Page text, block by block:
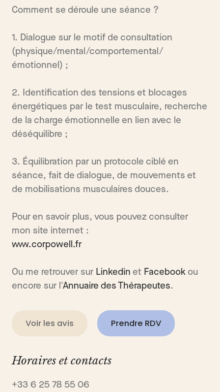
Comment se déroule une séance ?
1. Dialogue sur le motif de consultation
(physique/mental/comportemental/
émotionnel) ;
2. Identification des tensions et blocages
énergétiques par le test musculaire, recherche
de la charge émotionnelle en lien avec le
déséquilibre ;
3. Équilibration par un protocole ciblé en
séance, fait de dialogue, de mouvements et
de mobilisations musculaires douces.
Pour en savoir plus, vous pouvez consulter
mon site internet :
www.corpowell.fr
Ou me retrouver sur Linkedin et Facebook ou
encore sur l'Annuaire des Thérapeutes.
Voir les avis Prendre RDV
Horaires et contacts
+33 6 25 78 55 06